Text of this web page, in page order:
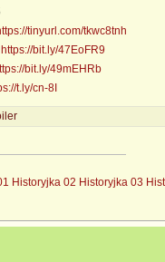
tinyurl.com/tkwc8tnh
https://bit.ly/47EoFR9
bit.ly/49mEHRb
t.ly/cn-8I
Historyjka 02 Historyjka 03